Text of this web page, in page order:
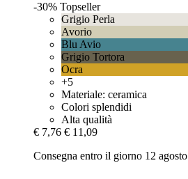
-30% Topseller
Grigio Perla
Avorio
Blu Avio
Grigio Tortora
Ocra
+5
Materiale: ceramica
Colori splendidi
Alta qualità
€ 7,76 € 11,09
Consegna entro il giorno 12 agosto